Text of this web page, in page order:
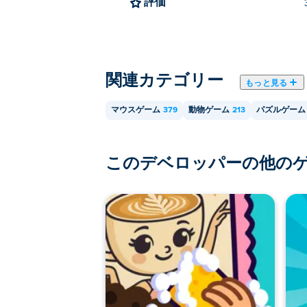
関連カテゴリー もっと見る
マウスゲーム 379 動物ゲーム 213 パズルゲーム
このデベロッパーの他の